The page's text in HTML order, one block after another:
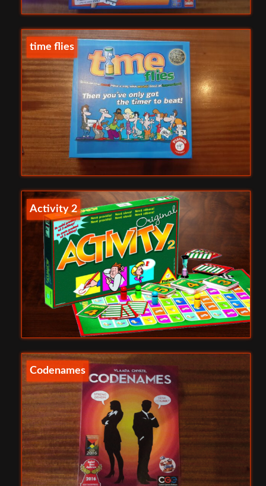
time flies
Activity 2
Codenames